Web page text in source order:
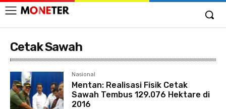
Cetak Sawah
Nasional
Mentan: Realisasi Fisik Cetak
Sawah Tembus 129.076 Hektare di
2016